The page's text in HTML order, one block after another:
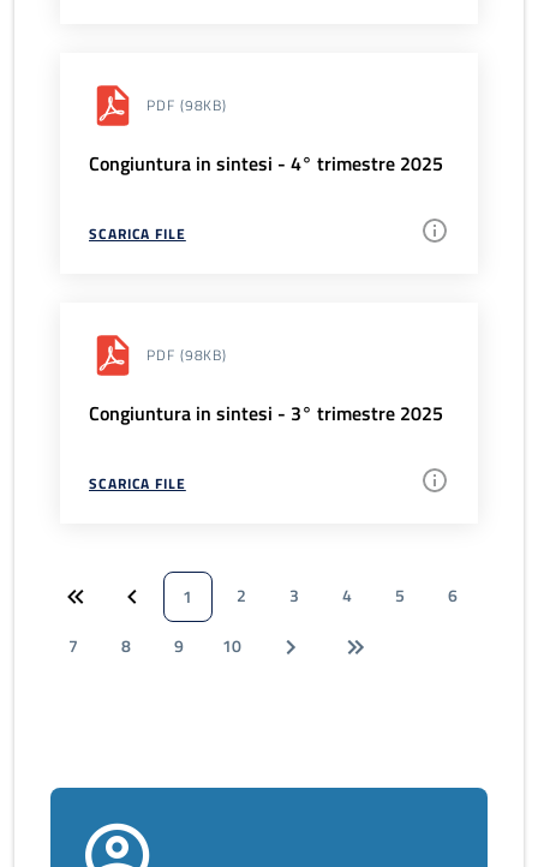
PDF (98KB)
Congiuntura in sintesi - 4° trimestre 2025
SCARICA FILE
PDF (98KB)
Congiuntura in sintesi - 3° trimestre 2025
SCARICA FILE
1 2 3 4 5
6
7
8 9 10